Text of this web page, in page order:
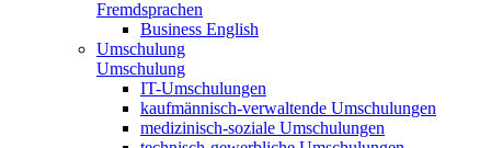
Fremdsprachen
Business English
Umschulung
Umschulung
IT-Umschulungen
kaufmännisch-verwaltende Umschulungen
medizinisch-soziale Umschulungen